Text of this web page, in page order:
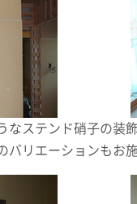
なステンド硝子の装
リエーションもお